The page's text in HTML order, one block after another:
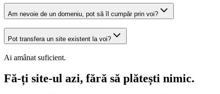
Am nevoie de un domeniu, pot să îl cumpăr prin voi?
Pot transfera un site existent la voi?
Ai amânat suficient.
Fă-ți site-ul azi, fără să plătești nimic.